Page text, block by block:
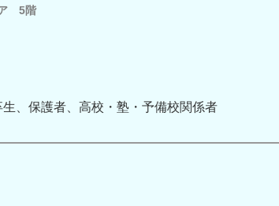
ア 5階
、保護者、高校・塾・予備校関係者